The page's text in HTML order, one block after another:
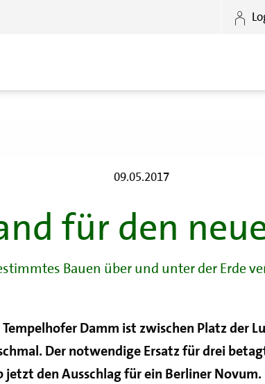
09.05.2017
für den
Bauen über und unter der Erde
Damm ist zwischen Platz der
Der notwendige Ersatz für drei
den Ausschlag für ein Berliner